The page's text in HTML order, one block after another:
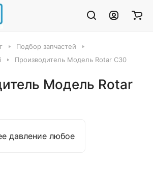
Подбор запчастей
Производитель Модель Rotar C30
Модель Rotar
давление любое